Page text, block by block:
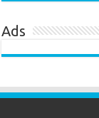
Ads